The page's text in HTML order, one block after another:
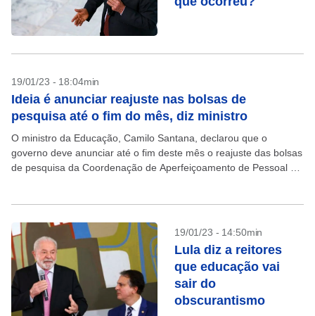
19/01/23 - 18:04min
Ideia é anunciar reajuste nas bolsas de
pesquisa até o fim do mês, diz ministro
O ministro da Educação, Camilo Santana, declarou que o
governo deve anunciar até o fim deste mês o reajuste das bolsas
de pesquisa da Coordenação de Aperfeiçoamento de Pessoal de
19/01/23 - 14:50min
Lula diz a reitores
que educação vai
sair do
obscurantismo